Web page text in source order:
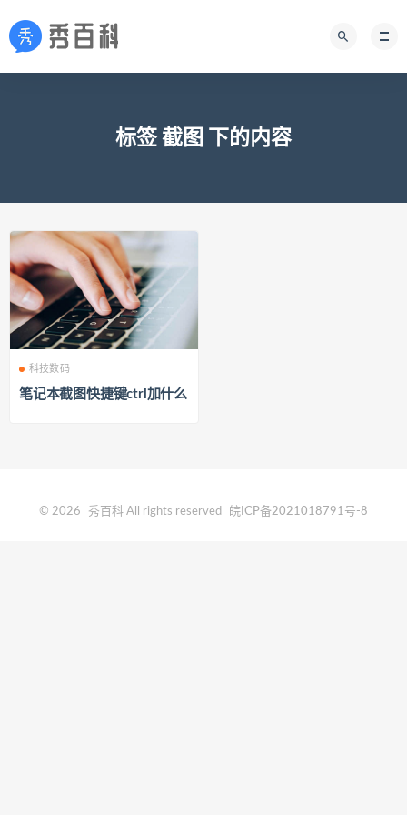
标签 截图 下的内容
科技数码
笔记本截图快捷键ctrl加什么
© 2026 秀百科 All rights reserved 皖ICP备2021018791号-8